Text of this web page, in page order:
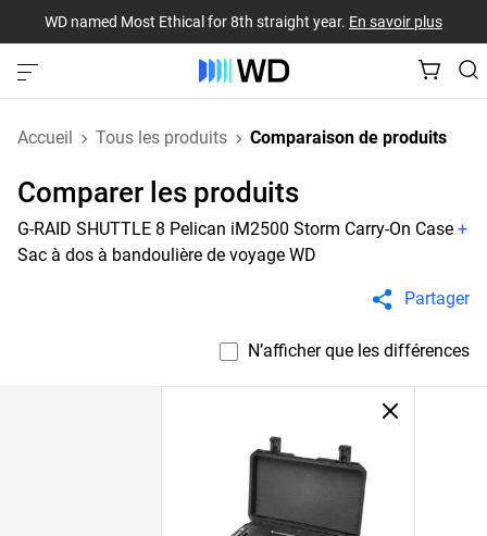
WD named Most Ethical for 8th straight year. En savoir plus
Accueil Tous les produits Comparaison de produits
Comparer les produits
G-RAID SHUTTLE 8 Pelican iM2500 Storm Carry-On Case +
Sac à dos à bandoulière de voyage WD
Partager
N’afficher que les différences